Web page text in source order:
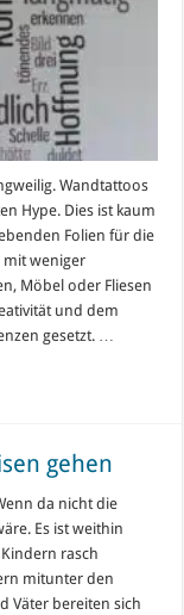
Wandtattoos
Hype. Dies ist kaum
Folien für die
mit weniger
Möbel oder Fliesen
und dem
gesetzt. …
gehen
da nicht die
Es ist weithin
rasch
mitunter den
Väter bereiten sich